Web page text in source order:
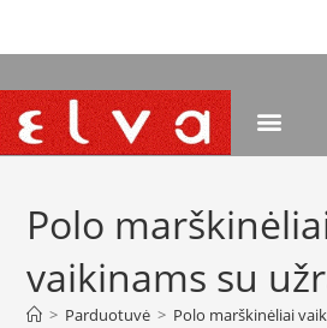
Polo
vaikinams su
> Parduotuvė > Polo marškinėliai